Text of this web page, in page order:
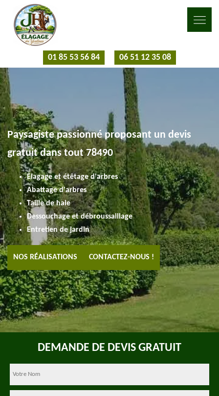
01 85 53 56 84 06 51 12 35 08
Paysagiste passionné proposant un devis
gratuit dans tout 78490
Elagage et étêtage d'arbres
Abattage d'arbres
Taille de haie
Dessouchage et débroussaillage
Entretien de jardin
NOS RÉALISATIONS CONTACTEZ-NOUS !
DEMANDE DE DEVIS GRATUIT